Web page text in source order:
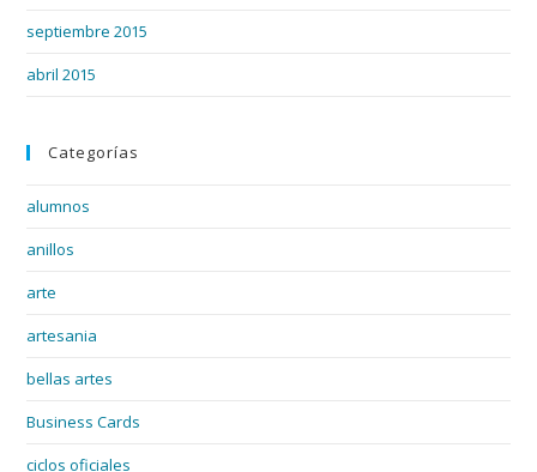
septiembre 2015
abril 2015
Categorías
alumnos
anillos
arte
artesania
bellas artes
Business Cards
ciclos oficiales